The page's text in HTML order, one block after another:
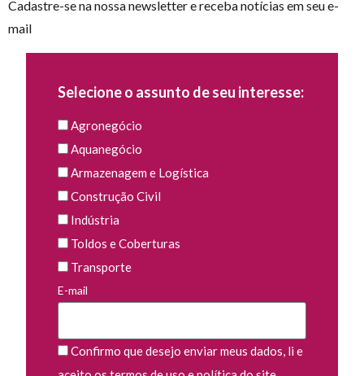
Cadastre-se na nossa newsletter e receba notícias em seu e-
mail
Selecione o assunto de seu interesse:
Agronegócio
Aquanegócio
Armazenagem e Logística
Construção Civil
Indústria
Toldos e Coberturas
Transporte
E-mail
Confirmo que desejo enviar meus dados, li e